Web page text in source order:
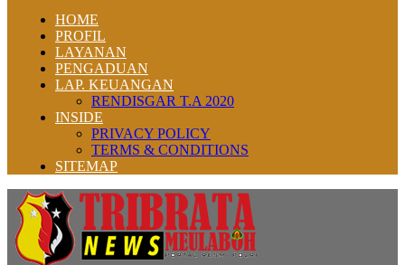
HOME
PROFIL
LAYANAN
PENGADUAN
LAP. KEUANGAN
RENDISGAR T.A 2020
INSIDE
PRIVACY POLICY
TERMS & CONDITIONS
SITEMAP